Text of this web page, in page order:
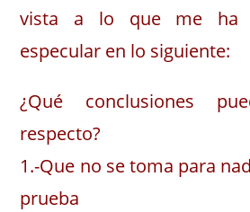
vista a lo que me ha
especular en lo siguiente:
¿Qué conclusiones
respecto?
1.-Que no se toma para
prueba